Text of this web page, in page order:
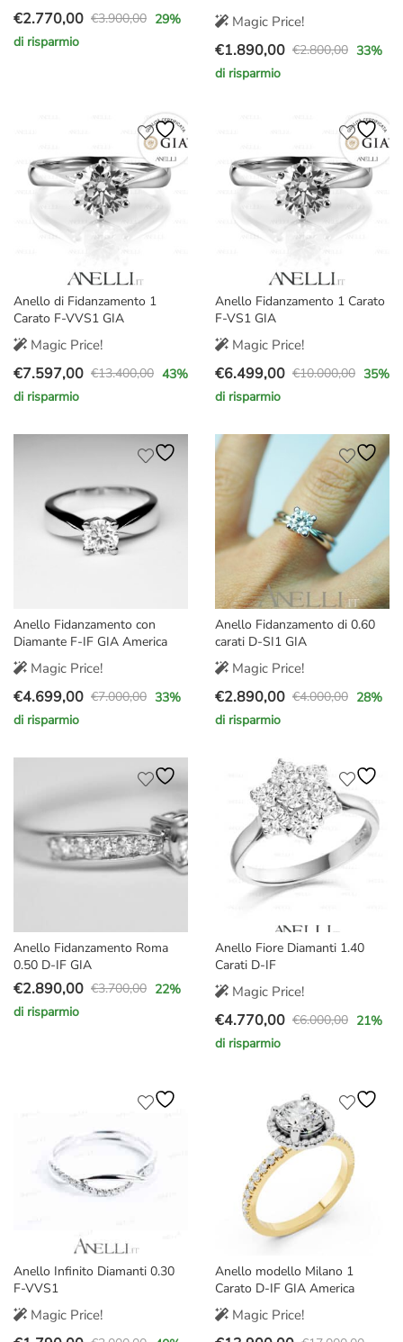
€3.900,00
Il
prezzo
€2.770,00
Il
prezzo
29%
di risparmio
Magic Price!
€2.800,00
Il
prezzo
€1.890,00
Il
prezzo
33%
di risparmio
Anello di Fidanzamento 1
Carato F-VVS1 GIA
Magic Price!
€13.400,00
Il
prezzo
€7.597,00
Il
prezzo
43%
di risparmio
Anello Fidanzamento 1 Carato
F-VS1 GIA
Magic Price!
€10.000,00
Il
prezzo
era:
€10.000,00.
€6.499,00
Il
prezzo
è:
€6.499,00.
35%
di risparmio
Anello Fidanzamento con
Diamante F-IF GIA America
Magic Price!
€7.000,00
Il
prezzo
€4.699,00
Il
prezzo
33%
di risparmio
Anello Fidanzamento di 0.60
carati D-SI1 GIA
Magic Price!
€4.000,00
Il
prezzo
€4.000,00.
€2.890,00
Il
prezzo
€2.890,00.
28%
di risparmio
Anello Fidanzamento Roma
0.50 D-IF GIA
€3.700,00
Il
prezzo
€2.890,00
Il
prezzo
22%
di risparmio
Anello Fiore Diamanti 1.40
Carati D-IF
Magic Price!
€6.000,00
Il
prezzo
€6.000,00.
€4.770,00
Il
prezzo
€4.770,00.
21%
di risparmio
Anello Infinito Diamanti 0.30
F-VVS1
Magic Price!
Anello modello Milano 1
Carato D-IF GIA America
Magic Price!